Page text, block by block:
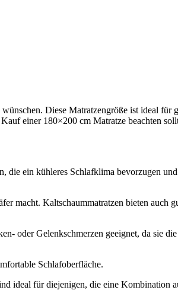
Diese Matratzengröße ist ideal für
einer 180×200 cm Matratze beachten
die ein kühleres Schlafklima bevorzugen
macht. Kaltschaummatratzen bieten auch
oder Gelenkschmerzen geeignet, da sie
Schlafoberfläche.
ideal für diejenigen, die eine Kombination